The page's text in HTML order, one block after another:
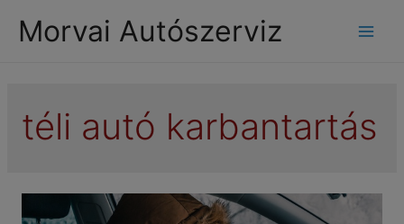
Morvai Autószerviz
téli autó karbantartás